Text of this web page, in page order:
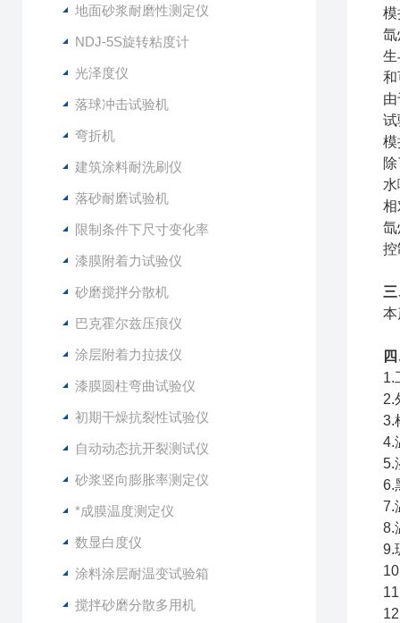
地面砂浆耐磨性测定仪
NDJ-5S旋转粘度计
光泽度仪
落球冲击试验机
弯折机
建筑涂料耐洗刷仪
落砂耐磨试验机
限制条件下尺寸变化率
漆膜附着力试验仪
砂磨搅拌分散机
巴克霍尔兹压痕仪
涂层附着力拉拔仪
漆膜圆柱弯曲试验仪
初期干燥抗裂性试验仪
自动动态抗开裂测试仪
砂浆竖向膨胀率测定仪
*成膜温度测定仪
数显白度仪
涂料涂层耐温变试验箱
搅拌砂磨分散多用机
模
氙
生
和
试
模
相
氙
控
本
1.
2.
3.
4.
5.
6.
7.
8.
9.